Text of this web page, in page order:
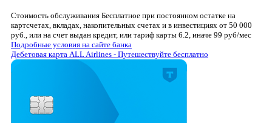
Стоимость обслуживания Бесплатное при постоянном остатке на
картсчетах, вкладах, накопительных счетах и в инвестициях от 50 000
руб., или на счет выдан кредит, или тариф карты 6.2, иначе 99 руб/мес
Подробные условия на сайте банка
Дебетовая карта ALL Airlines - Путешествуйте бесплатно